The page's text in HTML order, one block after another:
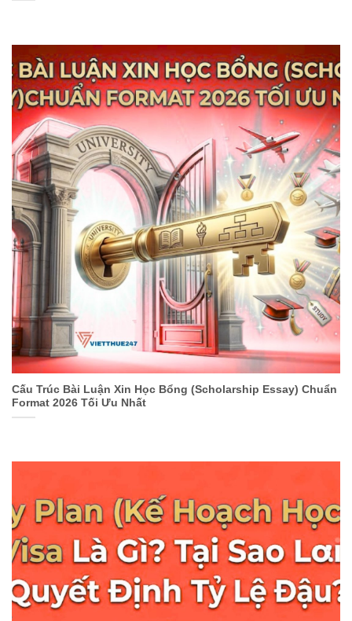
Cấu Trúc Bài Luận Xin Học Bổng (Scholarship Essay) Chuẩn
Format 2026 Tối Ưu Nhất